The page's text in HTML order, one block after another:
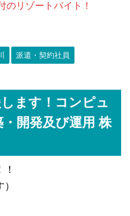
のリゾートバイト！
派遣・契約社員
ます！コンピュ
開発及び運用 株